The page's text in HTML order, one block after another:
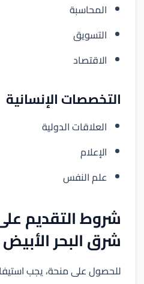
المحاسبة
التسويق
الاقتصاد
التخصصات الإنسانية
العلاقات الدولية
الإعلام
علم النفس
شروط التقديم
شرق البحر
للحصول على منحة، يجب